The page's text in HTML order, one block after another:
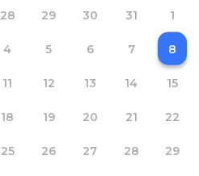
28 29 30 31 1
4 5 6 7 8
11 12 13 14 15
18 19 20 21 22
25 26 27 28 29